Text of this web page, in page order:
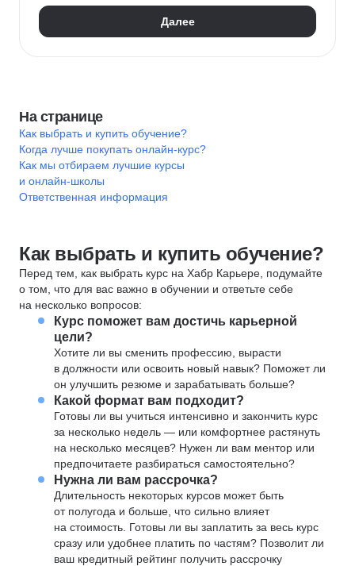
Далее
На странице
Как выбрать и купить обучение?
Когда лучше покупать онлайн-курс?
Как мы отбираем лучшие курсы
и онлайн-школы
Ответственная информация
Как выбрать и купить обучение?
Перед тем, как выбрать курс на Хабр Карьере, подумайте
о том, что для вас важно в обучении и ответьте себе
на несколько вопросов:
Курс поможет вам достичь карьерной
цели?
Хотите ли вы сменить профессию, вырасти
в должности или освоить новый навык? Поможет ли
он улучшить резюме и зарабатывать больше?
Какой формат вам подходит?
Готовы ли вы учиться интенсивно и закончить курс
за несколько недель — или комфортнее растянуть
на несколько месяцев? Нужен ли вам ментор или
предпочитаете разбираться самостоятельно?
Нужна ли вам рассрочка?
Длительность некоторых курсов может быть
от полугода и больше, что сильно влияет
на стоимость. Готовы ли вы заплатить за весь курс
сразу или удобнее платить по частям? Позволит ли
ваш кредитный рейтинг получить рассрочку